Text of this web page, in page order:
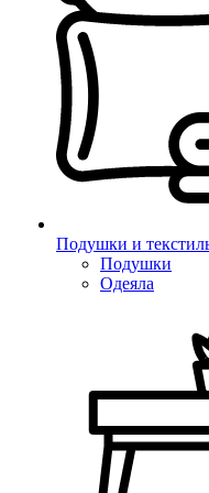
Подушки и
Подушки
Одеяла